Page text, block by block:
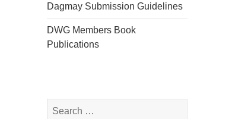
Dagmay Submission Guidelines
DWG Members Book
Publications
Search